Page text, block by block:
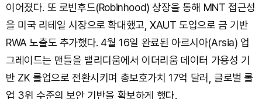
이어졌다. 또 로빈후드(Robinhood) 상장을 통해 MNT 접근성
을 미국 리테일 시장으로 확대했고, XAUT 도입으로 금 기반
RWA 노출도 추가했다. 4월 16일 완료된 아르시아(Arsia) 업
그레이드는 맨틀을 밸리디움에서 이더리움 데이터 가용성 기
반 ZK 롤업으로 전환시키며 총보호가치 17억 달러, 글로벌 롤
업 3위 수준의 보안 기반을 확보하게 했다.